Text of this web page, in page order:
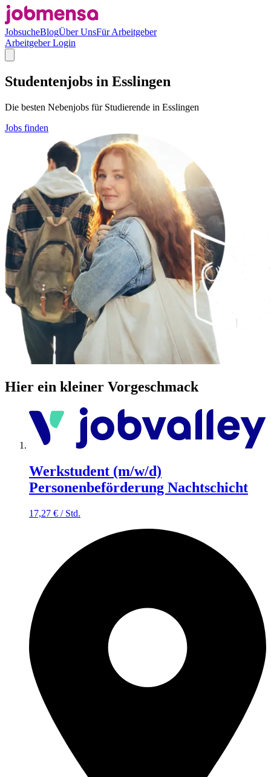
JobsucheBlogÜber UnsFür Arbeitgeber
Arbeitgeber Login
Studentenjobs in Esslingen
Die besten Nebenjobs für Studierende in Esslingen
Jobs finden
Hier ein kleiner Vorgeschmack
Werkstudent (m/w/d)
Personenbeförderung Nachtschicht
17,27 € / Std.